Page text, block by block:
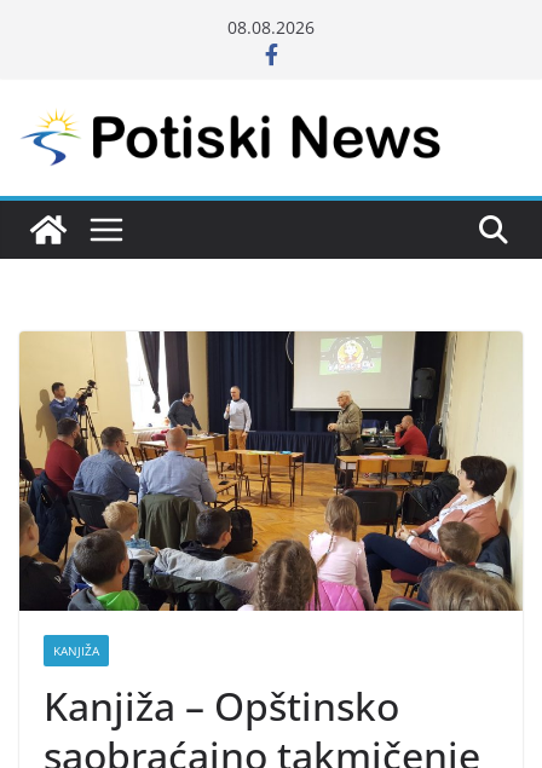
08.08.2026
KANJIŽA
Kanjiža – Opštinsko
saobraćajno takmičenje